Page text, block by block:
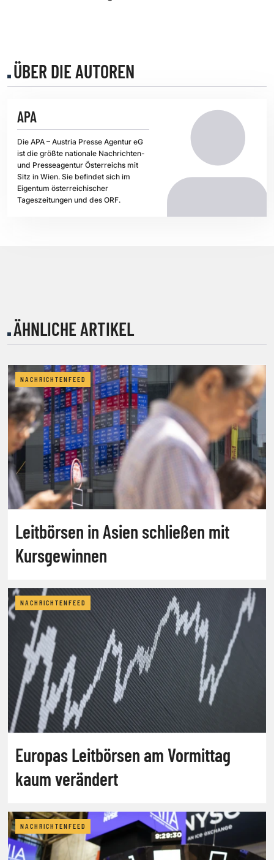
ÜBER DIE AUTOREN
APA
Die APA – Austria Presse Agentur eG
ist die größte nationale Nachrichten-
und Presseagentur Österreichs mit
Sitz in Wien. Sie befindet sich im
Eigentum österreichischer
Tageszeitungen und des ORF.
ÄHNLICHE ARTIKEL
NACHRICHTENFEED
Leitbörsen in Asien schließen mit
Kursgewinnen
NACHRICHTENFEED
Europas Leitbörsen am Vormittag
kaum verändert
NACHRICHTENFEED